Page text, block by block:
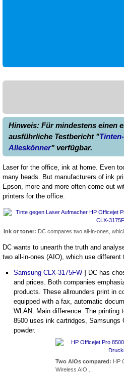
Hinweis: Für mindestens einen
ausführliche Testbericht "
Alleskönner" verfügbar.
Laser for the office, ink at home. Even
many heads. But manufacturers of ink
Epson, more and more often come out
printers for the office.
Ink or toner: DC compares two all-in-ones,
DC wants to unearth the truth and
two all-in-ones (AIO), which use different
Samsung CLX-3175FW ] DC has
and prices. Both companies
products. These allrounders print in
equipped with a fax, automatic
WLAN. Main difference: The printing
8500 uses ink cartridges, Samsungs
powder.
Two AIOs compared: HP
Wireless AIO...